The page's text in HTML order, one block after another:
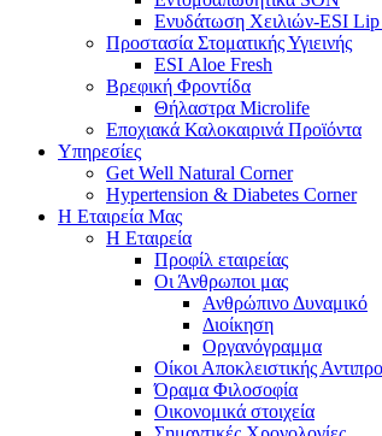
Ενυδάτωση Χειλιών-ESI
Προστασία Στοματικής Υγιεινής
ESI Αloe Fresh
Βρεφική Φροντίδα
Θήλαστρα Microlife
Εποχιακά Καλοκαιρινά Προϊόντα
Υπηρεσίες
Get Well Natural Corner
Hypertension & Diabetes Corner
Η Εταιρεία Μας
Η Εταιρεία
Προφίλ εταιρείας
Οι Άνθρωποι μας
Ανθρώπινο Δυναμικό
Διοίκηση
Οργανόγραμμα
Οίκοι Αποκλειστικής
Όραμα Φιλοσοφία
Οικονομικά στοιχεία